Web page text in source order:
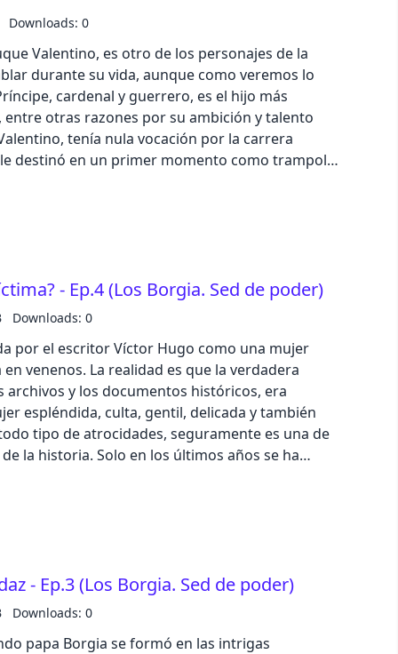
5 estrellas en Apple Podcast o Spotify. Texto:
y producción: Iván Patxi Gómez Gallego
podcast@zinetmedia.es
Downloads: 0
Valentino, es otro de los personajes de la
durante su vida, aunque como veremos lo
otras razones por su ambición y talento
tenía nula vocación por la carrera
destinó en un primer momento como trampolín
del Vaticano–, intentó crear un Estado propio en
a la sombra de Alejandro VI y con la
5 estrellas en Apple Podcast o Spotify. Texto:
y producción: Iván Patxi Gómez Gallego
podcast@zinetmedia.es
- Ep.4 (Los Borgia. Sed de poder)
Downloads: 0
por el escritor Víctor Hugo como una mujer
es que la verdadera
archivos y los documentos históricos, era
espléndida, culta, gentil, delicada y también
la historia. Solo en los últimos años se ha
de Alejandro VI y a contar una historia muy
poderoso que sería utilizada por él para
a podcast@zinetmedia.es Comparte
puedes realizar una valoración de 5
Dirección,
- Ep.3 (Los Borgia. Sed de poder)
Downloads: 0
papa Borgia se formó en las intrigas